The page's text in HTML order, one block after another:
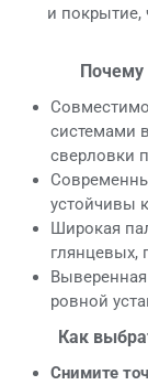
и покрытие,
Почему
системами
сверловки
устойчивы
Широкая
глянцевых,
ровной
Как
Снимите